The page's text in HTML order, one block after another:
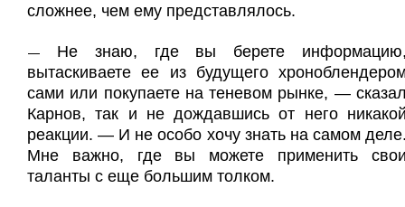
сложнее, чем ему представлялось.
— Не знаю, где вы берете
вытаскиваете ее из будущего
сами или покупаете на теневом рынке, —
Карнов, так и не дождавшись от него
реакции. — И не особо хочу знать на самом
Мне важно, где вы можете применить
таланты с еще большим толком.